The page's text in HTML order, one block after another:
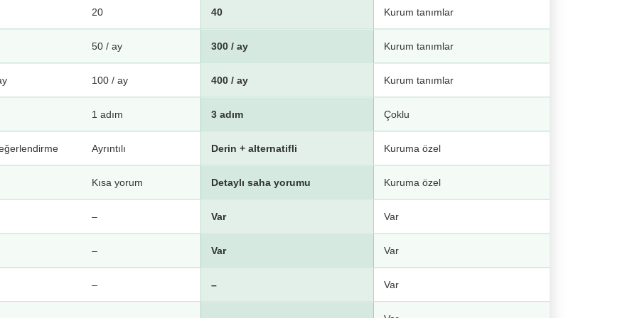
20 40 Kurum tanımlar
50 / ay 300 / ay Kurum tanımlar
100 / ay 400 / ay Kurum tanımlar
1 adım 3 adım Çoklu
Ayrıntılı Derin + alternatifli Kuruma özel
Kısa yorum Detaylı saha yorumu Kuruma özel
– Var Var
– Var Var
– – Var